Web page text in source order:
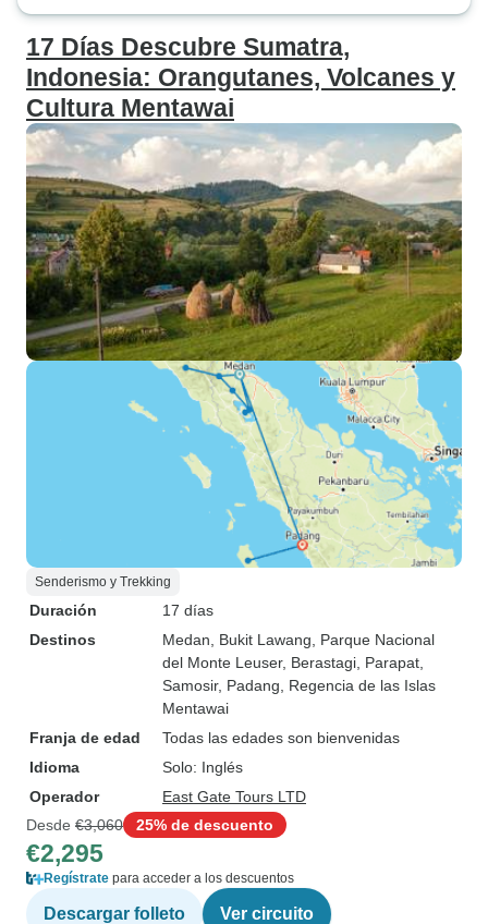
17 Días Descubre Sumatra,
Indonesia: Orangutanes, Volcanes y
Cultura Mentawai
Senderismo y Trekking
Duración
17 días
Destinos
Medan , Bukit Lawang , Parque Nacional
del Monte Leuser, Berastagi , Parapat
Samosir, Padang , Regencia de las Islas
Mentawai
Franja de edad
Todas las edades son bienvenidas
Idioma
Solo: Inglés
Operador
East Gate Tours LTD
Desde €3,060 25% de descuento
€2,295
Regístrate para acceder a los descuentos
Descargar folleto Ver circuito